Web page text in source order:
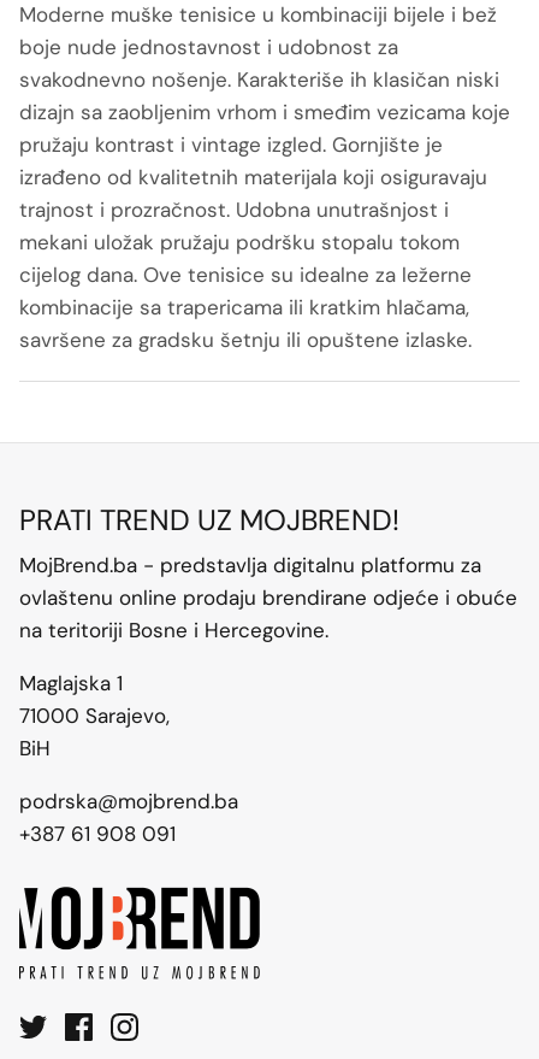
Moderne muške tenisice u kombinaciji bijele i bež
boje nude jednostavnost i udobnost za
svakodnevno nošenje. Karakteriše ih klasičan niski
dizajn sa zaobljenim vrhom i smeđim vezicama koje
pružaju kontrast i vintage izgled. Gornjište je
izrađeno od kvalitetnih materijala koji osiguravaju
trajnost i prozračnost. Udobna unutrašnjost i
mekani uložak pružaju podršku stopalu tokom
cijelog dana. Ove tenisice su idealne za ležerne
kombinacije sa trapericama ili kratkim hlačama,
savršene za gradsku šetnju ili opuštene izlaske.
PRATI TREND UZ MOJBREND!
MojBrend.ba - predstavlja digitalnu platformu za
ovlaštenu online prodaju brendirane odjeće i obuće
na teritoriji Bosne i Hercegovine.
Maglajska 1
71000 Sarajevo,
BiH
podrska@mojbrend.ba
+387 61 908 091